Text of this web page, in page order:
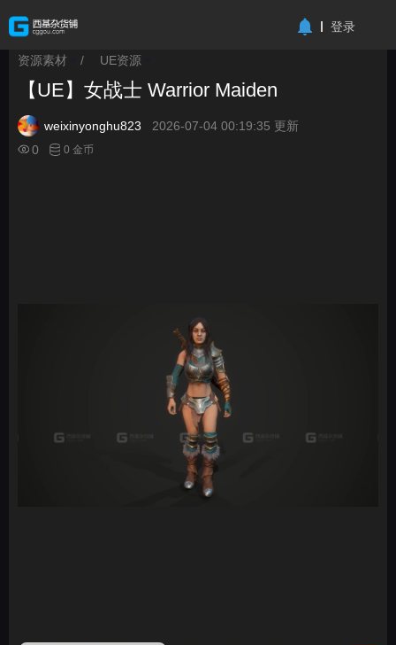
登录
资源素材 / UE资源
【UE】女战士 Warrior Maiden
weixinyonghu823
2026-07-04 00:19:35 更新
0
0 金币